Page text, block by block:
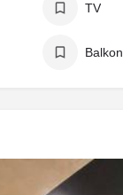
TV
Balkon